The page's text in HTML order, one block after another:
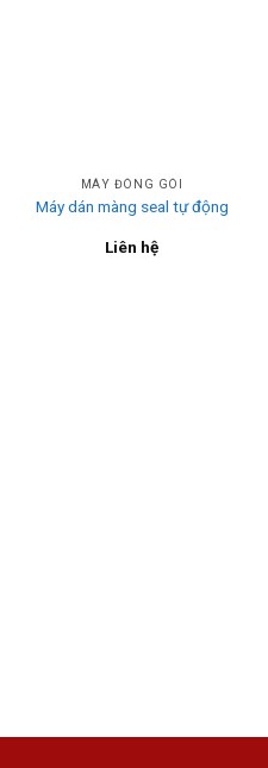
MÁY ĐÓNG GÓI
Máy dán màng seal tự động
Liên hệ